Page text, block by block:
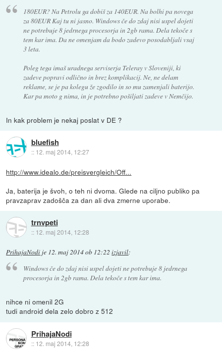
180EUR? Na Petrolu ga dobiš za 140EUR. Na bolhi pa novega
za 80EUR Kaj tu ni jasno. Windows če do zdaj nisi uspel dojeti
ne potrebuje 8 jedrnega procesorja in 2gb rama. Dela tekoče s
tem kar ima. Da ne omenjam da bodo zadevo posodabljali vsaj
3 leta.
Poleg tega imaš uradnega serviserja Teleray v Sloveniji, ki
zadeve popravi odlično in brez komplikacij. Ne, ne delam
reklame, se je pa kolegu že zgodilo in so mu zamenjali baterijo.
Kar pa moto g nima, in je potrebno pošiljati zadeve v Nemčijo.
In kak problem je nekaj poslat v DE ?
bluefish
:: 12. maj 2014, 12:27
http://www.idealo.de/preisvergleich/Off...
Ja, baterija je švoh, o teh ni dvoma. Glede na ciljno publiko pa
pravzaprav zadošča za dan ali dva zmerne uporabe.
trnvpeti
:: 12. maj 2014, 12:28
PrihajaNodi je 12. maj 2014 ob 12:22 izjavil:
Windows če do zdaj nisi uspel dojeti ne potrebuje 8 jedrnega
procesorja in 2gb rama. Dela tekoče s tem kar ima.
nihce ni omenil 2G
tudi android dela zelo dobro z 512
PrihajaNodi
:: 12. maj 2014, 12:28